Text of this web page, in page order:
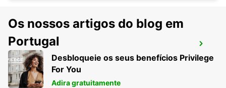
DUBLIN SPENCER DOCK
DUBLIN - IRELAND
Os nossos artigos do blog em
Portugal
Desbloqueie os seus benefícios Privilege
For You
Adira gratuitamente